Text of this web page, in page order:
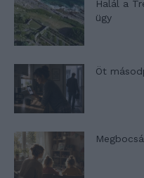
Halál a
ügy
Öt